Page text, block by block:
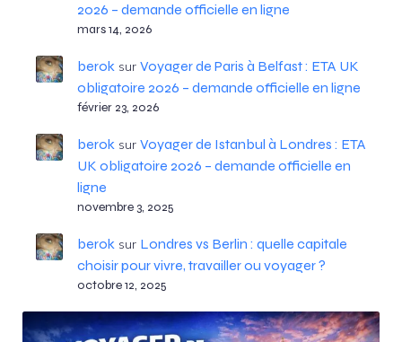
2026 – demande officielle en ligne
mars 14, 2026
beroksur Voyager de Paris à Belfast : ETA UK
obligatoire 2026 – demande officielle en ligne
février 23, 2026
beroksur Voyager de Istanbul à Londres : ETA
UK obligatoire 2026 – demande officielle en
ligne
novembre 3, 2025
beroksur Londres vs Berlin : quelle capitale
choisir pour vivre, travailler ou voyager ?
octobre 12, 2025